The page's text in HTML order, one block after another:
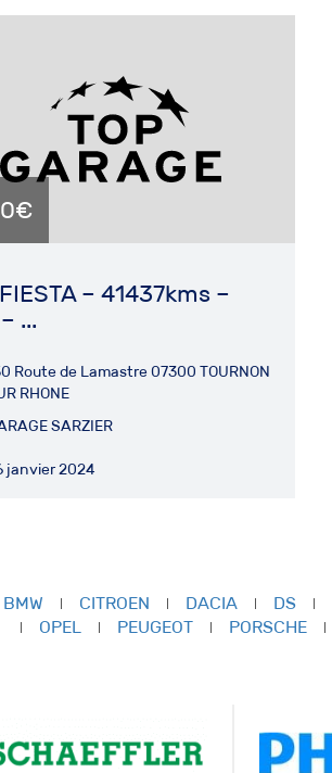
– 41437kms –
...
Route de Lamastre 07300 TOURNON
RHONE
SARZIER
janvier 2024
BMW CITROEN DACIA DS
OPEL
PEUGEOT PORSCHE